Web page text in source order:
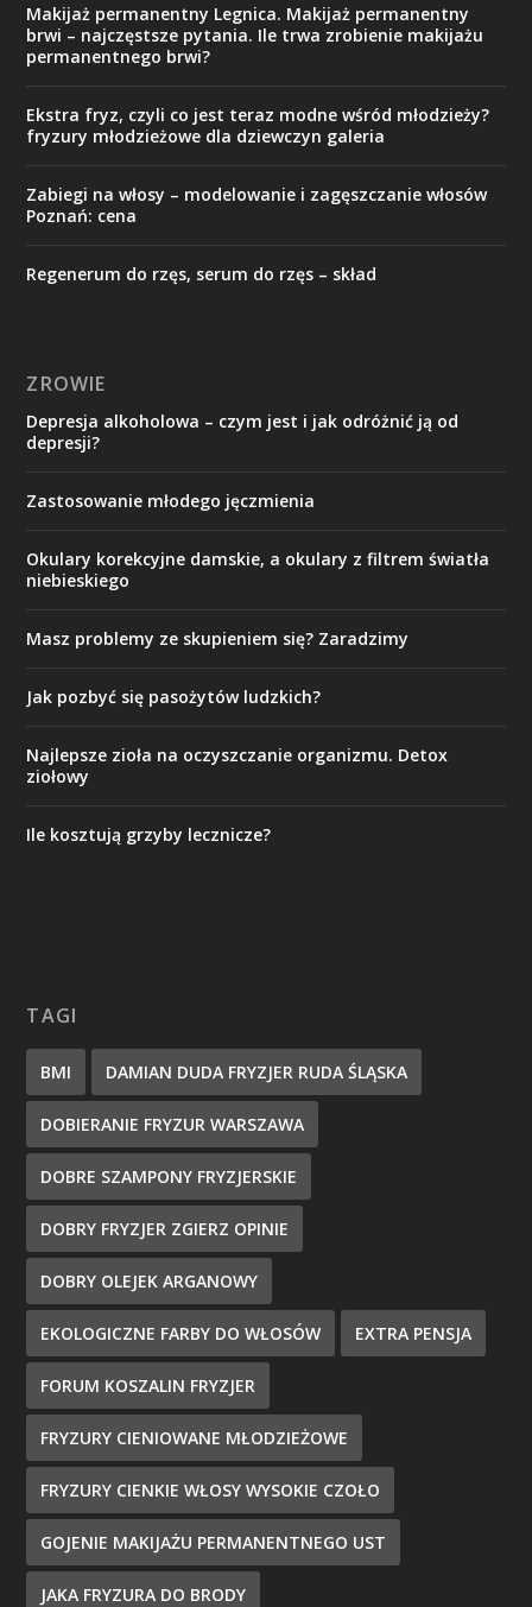
Makijaż permanentny Legnica. Makijaż permanentny
brwi – najczęstsze pytania. Ile trwa zrobienie makijażu
permanentnego brwi?
Ekstra fryz, czyli co jest teraz modne wśród młodzieży?
fryzury młodzieżowe dla dziewczyn galeria
Zabiegi na włosy – modelowanie i zagęszczanie włosów
Poznań: cena
Regenerum do rzęs, serum do rzęs – skład
ZROWIE
Depresja alkoholowa – czym jest i jak odróżnić ją od
depresji?
Zastosowanie młodego jęczmienia
Okulary korekcyjne damskie, a okulary z filtrem światła
niebieskiego
Masz problemy ze skupieniem się? Zaradzimy
Jak pozbyć się pasożytów ludzkich?
Najlepsze zioła na oczyszczanie organizmu. Detox
ziołowy
Ile kosztują grzyby lecznicze?
TAGI
BMI DAMIAN DUDA FRYZJER RUDA ŚLĄSKA
DOBIERANIE FRYZUR WARSZAWA
DOBRE SZAMPONY FRYZJERSKIE
DOBRY FRYZJER ZGIERZ OPINIE
DOBRY OLEJEK ARGANOWY
EKOLOGICZNE FARBY DO WŁOSÓW EXTRA PENSJA
FORUM KOSZALIN FRYZJER
FRYZURY CIENIOWANE MŁODZIEŻOWE
FRYZURY CIENKIE WŁOSY WYSOKIE CZOŁO
GOJENIE MAKIJAŻU PERMANENTNEGO UST
JAKA FRYZURA DO BRODY